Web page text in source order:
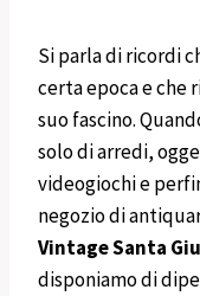
Si parla di ricordi
certa epoca e che
suo fascino.
solo di arredi,
videogiochi e
negozio di
VintageSanta
disponiamo di